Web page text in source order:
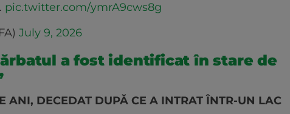
pic.twitter.com/ymrA9cws8g
July 9, 2026
a fost identificat în stare de
ANI, DECEDAT DUPĂ CE A INTRAT ÎNTR-UN LAC